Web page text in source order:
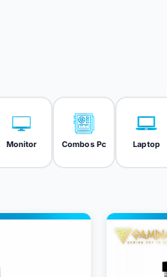
Monitor Combos Pc Laptop